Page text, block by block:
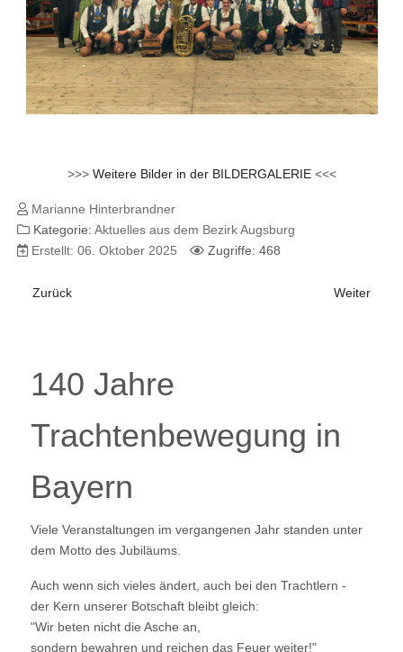
>>> Weitere Bilder in der BILDERGALERIE<<<
Marianne Hinterbrandner
Kategorie:Aktuelles aus dem Bezirk Augsburg
Erstellt: 06. Oktober 2025
Zugriffe: 468
Vorheriger Beitrag: Jubiläen in Lechhausen
Zurück Nächster
Weiter
140 Jahre
Trachtenbewegung in
Bayern
Viele Veranstaltungen im vergangenen Jahr standen unter
dem Motto des Jubiläums.
Auch wenn sich vieles ändert, auch bei den Trachtlern -
der Kern unserer Botschaft bleibt gleich:
"Wir beten nicht die Asche an,
sondern bewahren und reichen das Feuer weiter!"